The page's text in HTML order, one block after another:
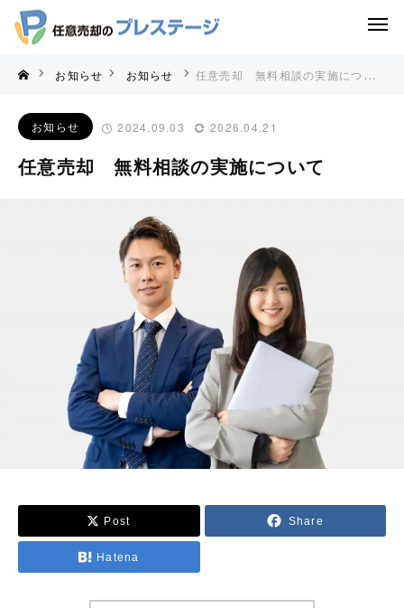
お知らせ お知らせ 任意売却 無料相談の実施について
お知らせ 2024.09.03 2026.04.21
任意売却 無料相談の実施について
Post Share
Hatena